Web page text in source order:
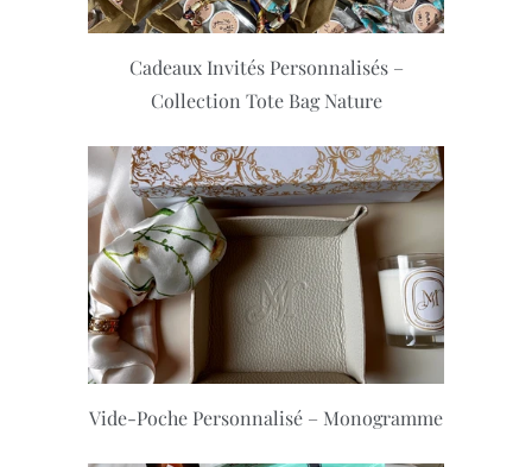
Cadeaux Invités Personnalisés –
Collection Tote Bag Nature
Vide-Poche Personnalisé – Monogramme